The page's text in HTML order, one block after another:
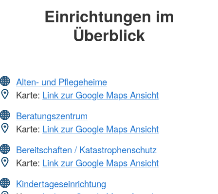
Einrichtungen im
Überblick
Alten- und Pflegeheime
Karte: Link zur Google Maps Ansicht
Beratungszentrum
Karte: Link zur Google Maps Ansicht
Bereitschaften / Katastrophenschutz
Karte: Link zur Google Maps Ansicht
Kindertageseinrichtung